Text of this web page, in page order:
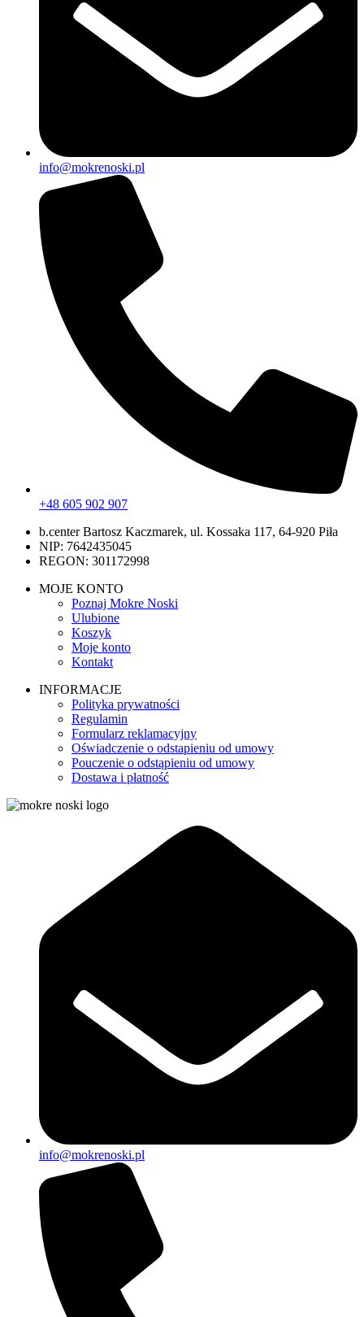
info@mokrenoski.pl
+48 605 902 907
b.center Bartosz Kaczmarek, ul. Kossaka 117, 64-920 Piła
NIP: 7642435045
REGON: 301172998
MOJE KONTO
Poznaj Mokre Noski
Ulubione
Koszyk
Moje konto
Kontakt
INFORMACJE
Polityka prywatności
Regulamin
Formularz reklamacyjny
Oświadczenie o odstapieniu od umowy
Pouczenie o odstąpieniu od umowy
Dostawa i płatność
info@mokrenoski.pl